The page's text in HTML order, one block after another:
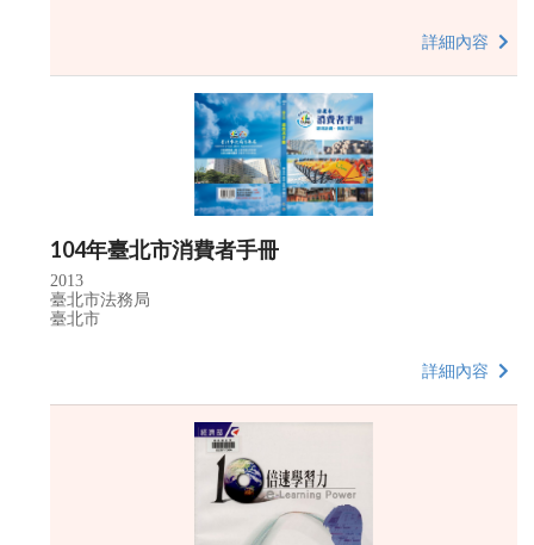
詳細內容
104年臺北市消費者手冊
2013
臺北市法務局
臺北市
詳細內容